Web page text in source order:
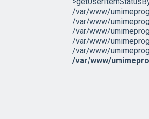
/var/www/
/var/www/
/var/www/
/var/www/
/var/www/
/var/www/